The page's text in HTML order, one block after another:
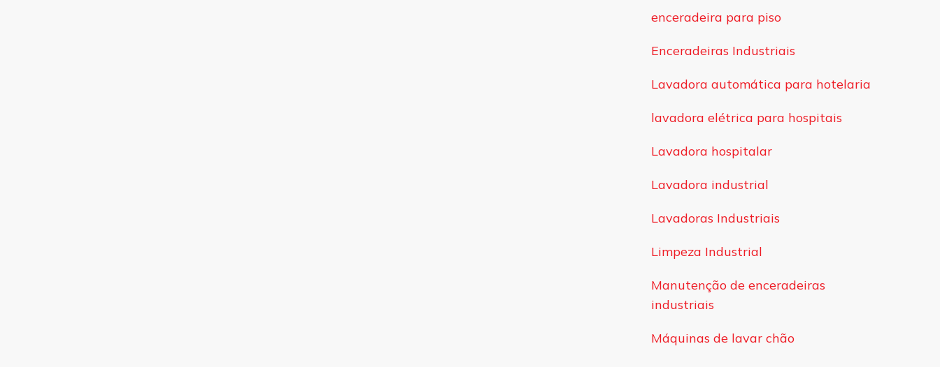
enceradeira para piso
Enceradeiras Industriais
Lavadora automática para hotelaria
lavadora elétrica para hospitais
Lavadora hospitalar
Lavadora industrial
Lavadoras Industriais
Limpeza Industrial
Manutenção de enceradeiras
industriais
Máquinas de lavar chão